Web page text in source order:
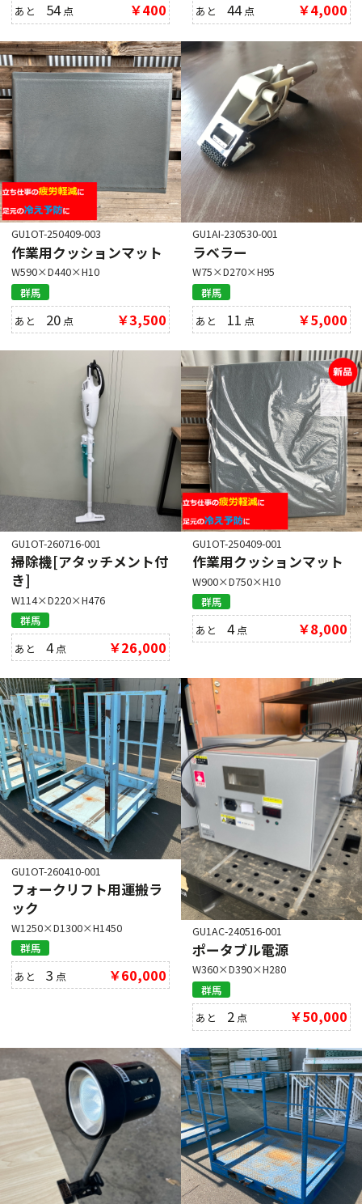
あと 54点 ￥400 あと44点 ￥4,000
GU1OT-250409-003
作業用クッションマット
W590×D440×H10
群馬
あと 20 点 ￥3,500
GU1AI-230530-001
ラベラー
W75×D270×H95
群馬
あと 11 点 ￥5,000
GU1OT-260716-001
掃除機[アタッチメント付
き]
W114×D220×H476
群馬
あと4点 ￥26,000
GU1OT-250409-001
作業用クッションマット
W900×D750×H10
群馬
あと4点 ￥8,000
GU1OT-260410-001
フォークリフト用運搬ラ
ック
W1250×D1300×H1450
群馬
あと3 点 ￥60,000
GU1AC-240516-001
ポータブル電源
W360×D390×H280
群馬
あと 2 点 ￥50,000